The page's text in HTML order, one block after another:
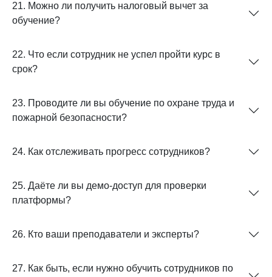
21. Можно ли получить налоговый вычет за
обучение?
22. Что если сотрудник не успел пройти курс в
срок?
23. Проводите ли вы обучение по охране труда и
пожарной безопасности?
24. Как отслеживать прогресс сотрудников?
25. Даёте ли вы демо-доступ для проверки
платформы?
26. Кто ваши преподаватели и эксперты?
27. Как быть, если нужно обучить сотрудников по